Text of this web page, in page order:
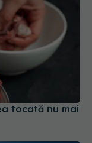
tocată nu mai